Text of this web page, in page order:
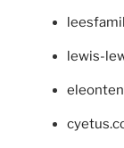
lewis-